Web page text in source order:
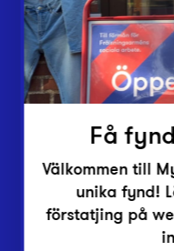
Inlämningsplatser
Om Myrorna
Lediga jobb
Pressrum
Få
Välkommen till
unika fynd!
förstatjing på